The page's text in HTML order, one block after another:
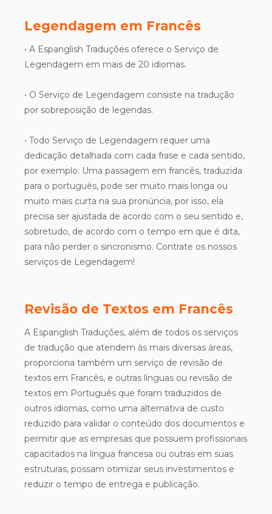
Legendagem em Francês
• A Espanglish Traduções oferece o Serviço de
Legendagem em mais de 20 idiomas.
• O Serviço de Legendagem consiste na tradução
por sobreposição de legendas.
• Todo Serviço de Legendagem requer uma
dedicação detalhada com cada frase e cada sentido,
por exemplo: Uma passagem em francês, traduzida
para o português, pode ser muito mais longa ou
muito mais curta na sua pronúncia, por isso, ela
precisa ser ajustada de acordo com o seu sentido e,
sobretudo, de acordo com o tempo em que é dita,
para não perder o sincronismo. Contrate os nossos
serviços de Legendagem!
Revisão de Textos em Francês
A Espanglish Traduções, além de todos os serviços
de tradução que atendem às mais diversas áreas,
proporciona também um serviço de revisão de
textos em Francês, e outras línguas ou revisão de
textos em Português que foram traduzidos de
outros idiomas, como uma alternativa de custo
reduzido para validar o conteúdo dos documentos e
permitir que as empresas que possuem profissionais
capacitados na língua francesa ou outras em suas
estruturas, possam otimizar seus investimentos e
reduzir o tempo de entrega e publicação.